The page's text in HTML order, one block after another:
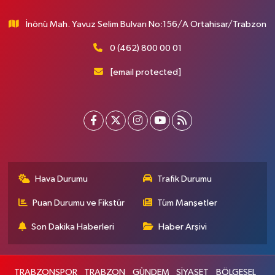
İnönü Mah. Yavuz Selim Bulvarı No:156/A Ortahisar/Trabzon
0 (462) 800 00 01
[email protected]
Hava Durumu Trafik Durumu
Puan Durumu ve Fikstür Tüm Manşetler
Son Dakika Haberleri Haber Arşivi
TRABZONSPOR TRABZON GÜNDEM SİYASET BÖLGESEL